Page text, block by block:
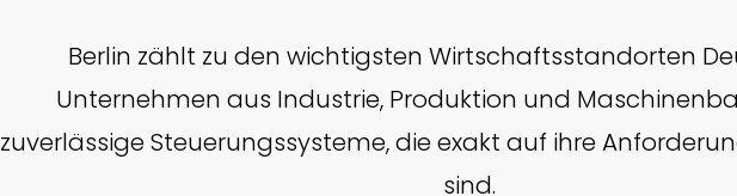
Berlin zählt zu den wichtigsten Wirtschaftsstandorten
Unternehmen aus Industrie, Produktion und
zuverlässige Steuerungssysteme, die exakt auf ihre
sind.